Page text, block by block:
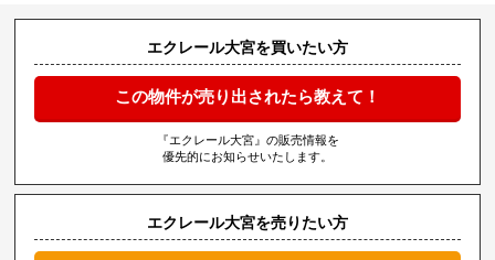
エクレール大宮を買いたい方
この物件が売り出されたら教えて！
『エクレール大宮』の販売情報を
優先的にお知らせいたします。
エクレール大宮を売りたい方